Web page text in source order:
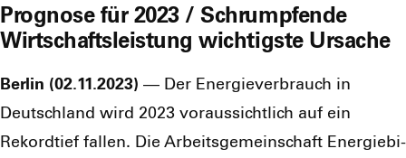
Prognose für 2023 / Schrumpfende
Wirtschaftsleistung wichtigste Ursache
Ber­lin (02.11.2023) — Der Ener­gie­ver­brauch in
Deutsch­land wird 2023 vor­aus­sicht­lich auf ein
Rekord­tief fal­len. Die Arbeits­ge­mein­schaft Ener­gie­bi­